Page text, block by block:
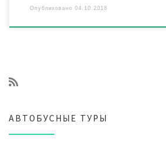
Опубликовано 04.10.2018
АВТОБУСНЫЕ ТУРЫ